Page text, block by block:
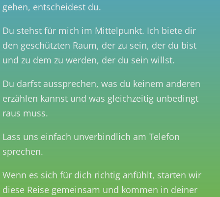
gehen, entscheidest du.
Du stehst für mich im Mittelpunkt. Ich biete dir
den geschützten Raum, der zu sein, der du bist
und zu dem zu werden, der du sein willst.
Du darfst aussprechen, was du keinem anderen
erzählen kannst und was gleichzeitig unbedingt
raus muss.
Lass uns einfach unverbindlich am Telefon
sprechen.
Wenn es sich für dich richtig anfühlt, starten wir
diese Reise gemeinsam und kommen in deiner